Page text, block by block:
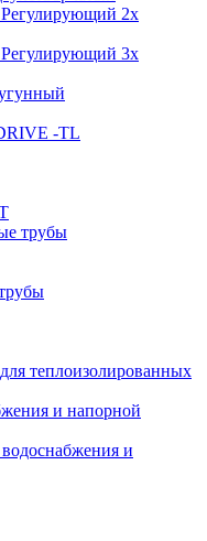
2х
3х
-TL
трубы
теплоизолированных
и напорной
и